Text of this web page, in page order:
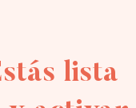
lista